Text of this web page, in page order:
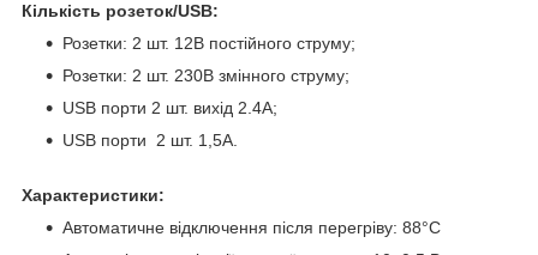
Кількість розеток/USB:
Розетки: 2 шт. 12В постійного струму;
Розетки: 2 шт. 230В змінного струму;
USB порти 2 шт. вихід 2.4А;
USB порти 2 шт. 1,5А.
Характеристики:
Автоматичне відключення після перегріву: 88°C